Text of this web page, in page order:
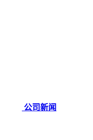
公司新闻